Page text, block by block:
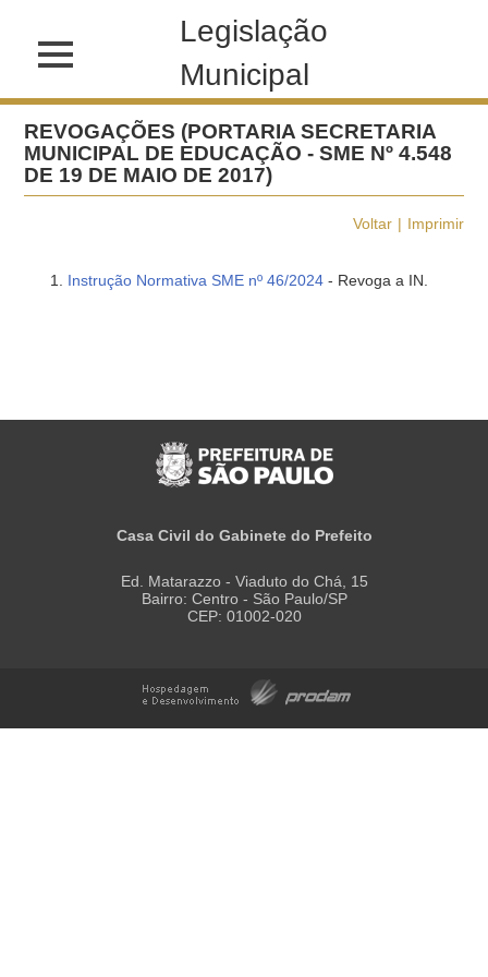
Legislação
Municipal
REVOGAÇÕES (PORTARIA SECRETARIA
MUNICIPAL DE EDUCAÇÃO - SME Nº 4.548
DE 19 DE MAIO DE 2017)
Voltar Imprimir
Instrução Normativa SME nº 46/2024 - Revoga a IN.
Casa Civil do Gabinete do Prefeito
Ed. Matarazzo - Viaduto do Chá, 15
Bairro: Centro - São Paulo/SP
CEP: 01002-020